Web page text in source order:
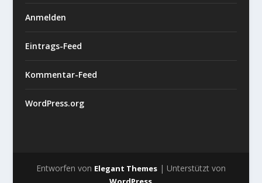
Anmelden
Eintrags-Feed
Kommentar-Feed
WordPress.org
Entworfen von Elegant Themes| Unterstützt von